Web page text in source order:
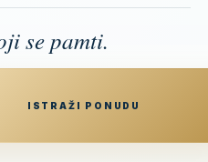
se pamti.
ISTRAŽI PONUDU